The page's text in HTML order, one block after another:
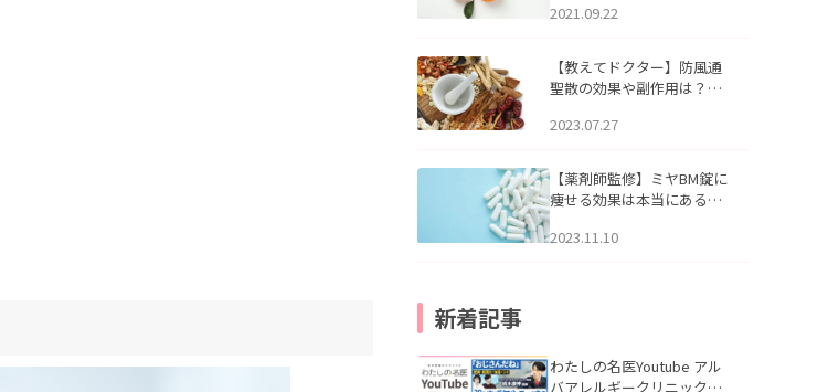
2021.09.22
【教えてドクター】防風通
聖散の効果や副作用は？長
2023.07.27
【薬剤師監修】ミヤBM錠に
痩せる効果は本当にある
2023.11.10
新着記事
わたしの名医Youtube アル
バアレルギークリニック札